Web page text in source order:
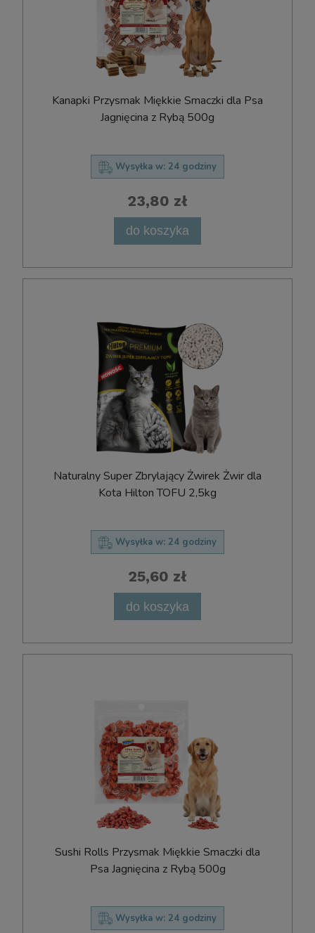
Kanapki Przysmak Miękkie Smaczki dla Psa
Jagnięcina z Rybą 500g
Wysyłka w: 24 godziny
23,80 zł
do koszyka
Naturalny Super Zbrylający Żwirek Żwir dla
Kota Hilton TOFU 2,5kg
Wysyłka w: 24 godziny
25,60 zł
do koszyka
Sushi Rolls Przysmak Miękkie Smaczki dla
Psa Jagnięcina z Rybą 500g
Wysyłka w: 24 godziny